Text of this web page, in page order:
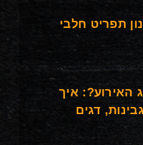
תפריט חלבי
האירוע?: איך
דגים